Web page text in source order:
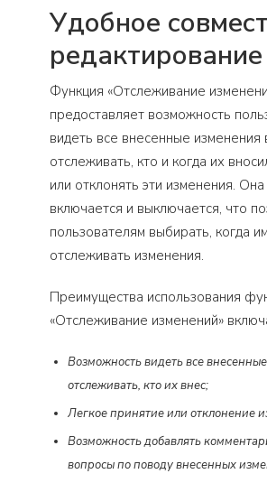
Удобное
редактирование
Функция «Отслеживание
предоставляет возможность
видеть все внесенные изменения
отслеживать, кто и когда их
или отклонять эти изменения. Она
включается и выключается, что
пользователям выбирать, когда
отслеживать изменения.
Преимущества использования
«Отслеживание изменений»
Возможность видеть все
отслеживать, кто их внес;
Легкое принятие или отклонение
Возможность добавлять
вопросы по поводу внесенных